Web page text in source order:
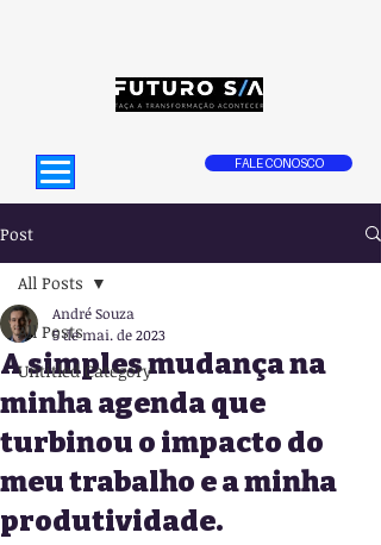
FALE CONOSCO
Post
All Posts
Untitled Category
All Posts
A simples mudança na
minha agenda que
turbinou o impacto do
meu trabalho e a minha
produtividade.
André Souza
5 de mai. de 2023